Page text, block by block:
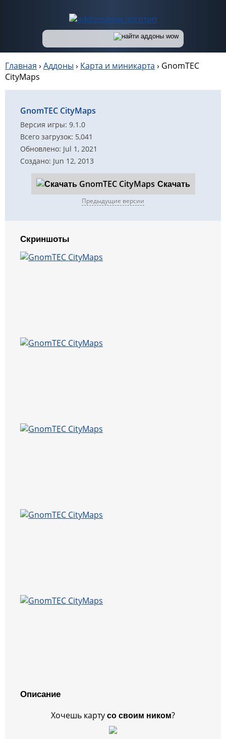
Главная › Аддоны › Карта и миникарта › GnomTEC
CityMaps
GnomTEC CityMaps
Версия игры: 9.1.0
Всего загрузок: 5,041
Обновлено: Jul 1, 2021
Создано: Jun 12, 2013
Скачать
Предыдущие версии
Скриншоты
Описание
Хочешь картусо своим ником?